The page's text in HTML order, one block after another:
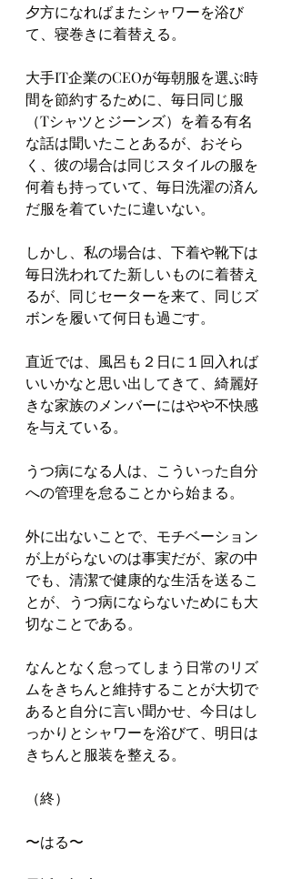
夕方になればまたシャワーを浴び
て、寝巻きに着替える。
大手IT企業のCEOが毎朝服を選ぶ時
間を節約するために、毎日同じ服
（Tシャツとジーンズ）を着る有名
な話は聞いたことあるが、おそら
く、彼の場合は同じスタイルの服を
何着も持っていて、毎日洗濯の済ん
だ服を着ていたに違いない。
しかし、私の場合は、下着や靴下は
毎日洗われてた新しいものに着替え
るが、同じセーターを来て、同じズ
ボンを履いて何日も過ごす。
直近では、風呂も２日に１回入れば
いいかなと思い出してきて、綺麗好
きな家族のメンバーにはやや不快感
を与えている。
うつ病になる人は、こういった自分
への管理を怠ることから始まる。
外に出ないことで、モチベーション
が上がらないのは事実だが、家の中
でも、清潔で健康的な生活を送るこ
とが、うつ病にならないためにも大
切なことである。
なんとなく怠ってしまう日常のリズ
ムをきちんと維持することが大切で
あると自分に言い聞かせ、今日はし
っかりとシャワーを浴びて、明日は
きちんと服装を整える。
（終）
〜はる〜